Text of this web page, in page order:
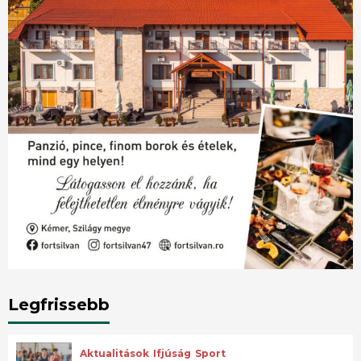
Legfrissebb
Aktualitások Ifjúság Sport